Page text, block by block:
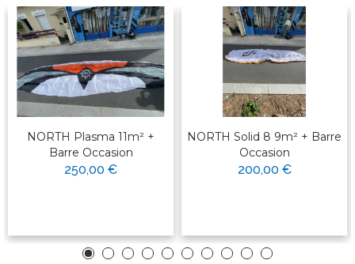
NORTH Plasma 11m² +
Barre Occasion
250,00 €
NORTH Solid 8 9m² + Barre
Occasion
200,00 €